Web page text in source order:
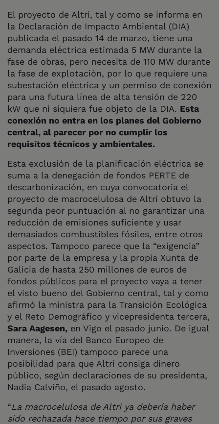
El proyecto de Altri, tal y como se informa en
la Declaración de Impacto Ambiental (DIA)
publicada el pasado 14 de marzo, tiene una
demanda eléctrica estimada 5 MW durante la
fase de obras, pero necesita de 110 MW durante
la fase de explotación, por lo que requiere una
subestación eléctrica y un permiso de conexión
para una futura línea de alta tensión de 220
kW que ni siquiera fue objeto de la DIA. Esta
conexión no entra en los planes del Gobierno
central, al parecer por no cumplir los
requisitos técnicos y ambientales.
Esta exclusión de la planificación eléctrica se
suma a la denegación de fondos PERTE de
descarbonización, en cuya convocatoria el
proyecto de macrocelulosa de Altri obtuvo la
segunda peor puntuación al no garantizar una
reducción de emisiones suficiente y usar
demasiados combustibles fósiles, entre otros
aspectos. Tampoco parece que la “exigencia”
por parte de la empresa y la propia Xunta de
Galicia de hasta 250 millones de euros de
fondos públicos para el proyecto vaya a tener
el visto bueno del Gobierno central, tal y como
afirmó la ministra para la Transición Ecológica
y el Reto Demográfico y vicepresidenta tercera,
Sara Aagesen, en Vigo el pasado junio. De igual
manera, la vía del Banco Europeo de
Inversiones (BEI) tampoco parece una
posibilidad para que Altri consiga dinero
público, según declaraciones de su presidenta,
Nadia Calviño, el pasado agosto.
“La macrocelulosa de Altri ya debería haber
sido rechazada hace tiempo por sus graves